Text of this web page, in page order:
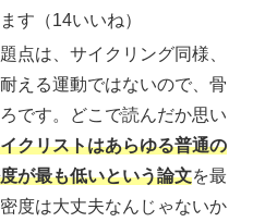
す（14いいね）
点は、サイクリング同様、
える運動ではないので、骨
です。どこで読んだか思い
クリストはあらゆる普通の
が最も低いという論文を最
度は大丈夫なんじゃないか